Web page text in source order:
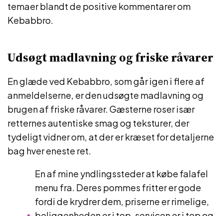
temaer blandt de positive kommentarer om
Kebabbro.
Udsøgt madlavning og friske råvarer
En glæde ved Kebabbro, som går igen i flere af
anmeldelserne, er den udsøgte madlavning og
brugen af friske råvarer. Gæsterne roser især
retternes autentiske smag og teksturer, der
tydeligt vidner om, at der er kræset for detaljerne
bag hver eneste ret.
En af mine yndlingssteder at købe falafel
menu fra. Deres pommes fritter er gode
fordi de krydrer dem, priserne er rimelige,